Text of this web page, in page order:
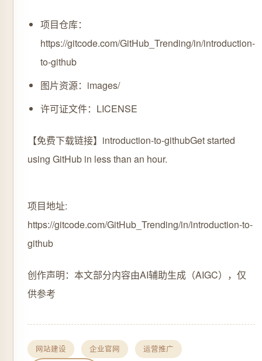
项目仓库：
https://gitcode.com/GitHub_Trending/in/introduction-
to-github
图片资源：images/
许可证文件：LICENSE
【免费下载链接】introduction-to-githubGet started
using GitHub in less than an hour.
项目地址:
https://gitcode.com/GitHub_Trending/in/introduction-to-
github
创作声明：本文部分内容由AI辅助生成（AIGC），仅
供参考
网站建设 企业官网 运营推广